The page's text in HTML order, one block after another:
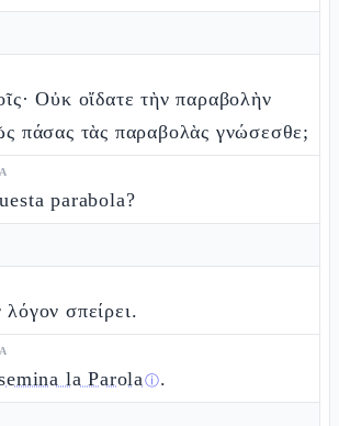
Οὐκ οἴδατε τὴν παραβολὴν
πάσας τὰς παραβολὰς γνώσεσθε;
parabola?
σπείρει.
la Parolaⓘ.